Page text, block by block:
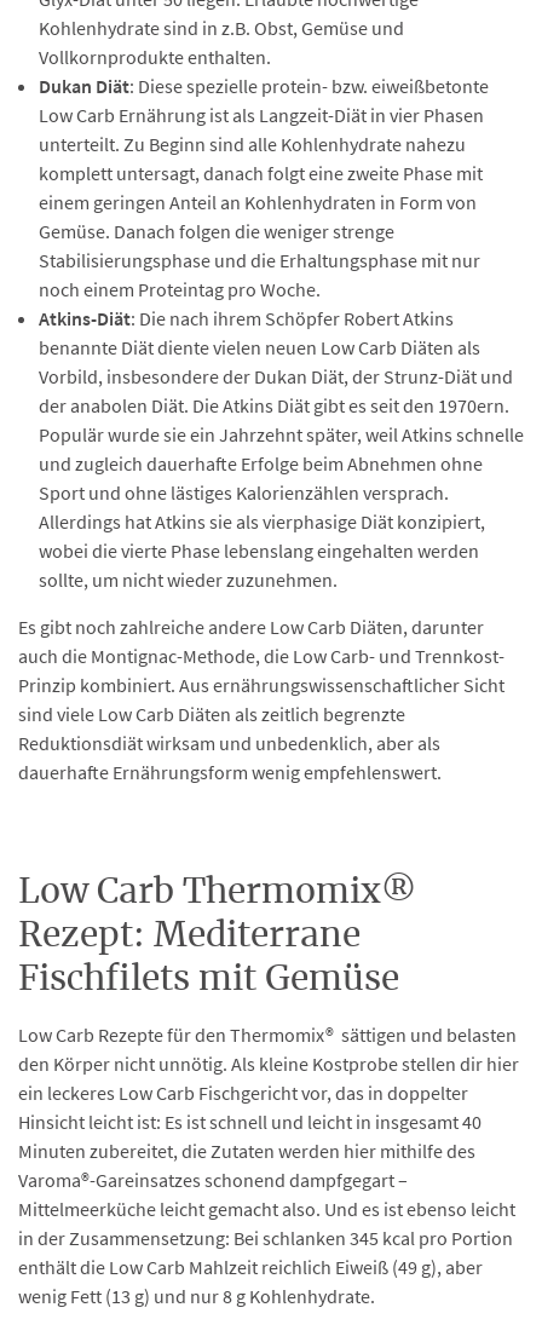
Kohlenhydrate sind in z.B. Obst, Gemüse und
Vollkornprodukte enthalten.
Dukan Diät: Diese spezielle protein- bzw. eiweißbetonte
Low Carb Ernährung ist als Langzeit-Diät in vier Phasen
unterteilt. Zu Beginn sind alle Kohlenhydrate nahezu
komplett untersagt, danach folgt eine zweite Phase mit
einem geringen Anteil an Kohlenhydraten in Form von
Gemüse. Danach folgen die weniger strenge
Stabilisierungsphase und die Erhaltungsphase mit nur
noch einem Proteintag pro Woche.
Atkins-Diät: Die nach ihrem Schöpfer Robert Atkins
benannte Diät diente vielen neuen Low Carb Diäten als
Vorbild, insbesondere der Dukan Diät, der Strunz-Diät und
der anabolen Diät. Die Atkins Diät gibt es seit den 1970ern.
Populär wurde sie ein Jahrzehnt später, weil Atkins schnelle
und zugleich dauerhafte Erfolge beim Abnehmen ohne
Sport und ohne lästiges Kalorienzählen versprach.
Allerdings hat Atkins sie als vierphasige Diät konzipiert,
wobei die vierte Phase lebenslang eingehalten werden
sollte, um nicht wieder zuzunehmen.
Es gibt noch zahlreiche andere Low Carb Diäten, darunter
auch die Montignac-Methode, die Low Carb- und Trennkost-
Prinzip kombiniert. Aus ernährungswissenschaftlicher Sicht
sind viele Low Carb Diäten als zeitlich begrenzte
Reduktionsdiät wirksam und unbedenklich, aber als
dauerhafte Ernährungsform wenig empfehlenswert.
Low Carb Thermomix®
Rezept: Mediterrane
Fischfilets mit Gemüse
Low Carb Rezepte für den Thermomix® sättigen und belasten
den Körper nicht unnötig. Als kleine Kostprobe stellen dir hier
ein leckeres Low Carb Fischgericht vor, das in doppelter
Hinsicht leicht ist: Es ist schnell und leicht in insgesamt 40
Minuten zubereitet, die Zutaten werden hier mithilfe des
Varoma®-Gareinsatzes schonend dampfgegart –
Mittelmeerküche leicht gemacht also. Und es ist ebenso leicht
in der Zusammensetzung: Bei schlanken 345 kcal pro Portion
enthält die Low Carb Mahlzeit reichlich Eiweiß (49 g), aber
wenig Fett (13 g) und nur 8 g Kohlenhydrate.